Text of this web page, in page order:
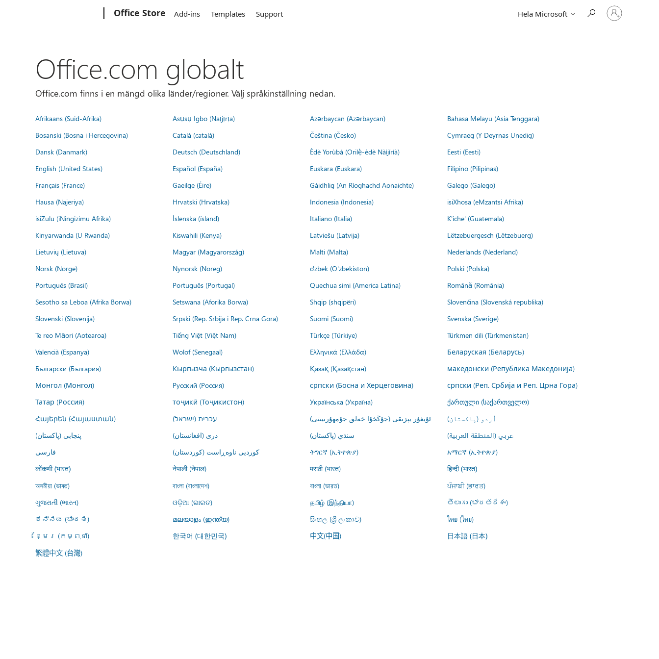
Office Store Add-ins Templates Support Hela Microsoft
Logga
in
Office.com globalt
Office.com finns i en mängd olika länder/regioner. Välj språkinställning nedan.
Afrikaans (Suid-Afrika) Asụsụ Igbo (Naịjịrịa) Azərbaycan (Azərbaycan)
Bahasa Melayu (Asia Tenggara)
Bosanski (Bosna i Hercegovina)
Català (català) Čeština (Česko)
Cymraeg (Y Deyrnas Unedig)
Dansk (Danmark)
Deutsch (Deutschland) Èdè Yorùbá (Orilẹ̀-èdè Nàìjíríà)
Eesti (Eesti)
English (United States)
Español (España) Euskara (Euskara)
Filipino (Pilipinas)
Français (France)
Gaeilge (Éire) Gàidhlig (An Rìoghachd Aonaichte)
Galego (Galego)
Hausa (Najeriya)
Hrvatski (Hrvatska) Indonesia (Indonesia)
isiXhosa (eMzantsi Afrika)
isiZulu (iNingizimu Afrika)
Íslenska (ísland) Italiano (Italia)
K'iche' (Guatemala)
Kinyarwanda (U Rwanda)
Kiswahili (Kenya) Latviešu (Latvija)
Lëtzebuergesch (Lëtzebuerg)
Lietuvių (Lietuva)
Magyar (Magyarország) Malti (Malta)
Nederlands (Nederland)
Norsk (Norge)
Nynorsk (Noreg) o'zbek (O'zbekiston)
Polski (Polska)
Português (Brasil)
Português (Portugal) Quechua simi (America Latina)
Română (România)
Sesotho sa Leboa (Afrika Borwa)
Setswana (Aforika Borwa) Shqip (shqipëri)
Slovenčina (Slovenská republika)
Slovenski (Slovenija)
Srpski (Rep. Srbija i Rep. Crna Gora) Suomi (Suomi)
Svenska (Sverige)
Te reo Māori (Aotearoa)
Tiếng Việt (Việt Nam) Türkçe (Türkiye)
Türkmen dili (Türkmenistan)
Valencià (Espanya)
Wolof (Senegaal) Ελληνικά (Ελλάδα)
Беларуская (Беларусь)
Български (България)
Кыргызча (Кыргызстан) Қазақ (Қазақстан)
македонски (Република Македонија)
Монгол (Монгол)
Русский (Россия) српски (Босна и Херцеговина)
српски (Реп. Србија и Реп. Црна Гора)
Татар (Россия)
тоҷикӣ (Тоҷикистон) Українська (Україна)
ქართული (საქართველო)
Հայերեն (Հայաստան)
עברית (ישראל) ئۇيغۇر يېزىقى (جۇڭخۇا خەلق جۇمھۇرىيىتى)
اُردو (پاکستان)
پنجابی (پاکستان)
درى (افغانستان) سنڌي (پاکستان)
عربي (المنطقة العربية)
فارسى
کوردیی ناوەڕاست (کوردستان) ትግርኛ (ኢትዮጵያ) አማርኛ (ኢትዮጵያ)
कोंकणी (भारत) नेपाली (नेपाल) मराठी (भारत) हिन्दी (भारत)
অসমীয়া (ভাৰত) বাংলা (বাংলাদেশ) বাংলা (ভারত)
ਪੰਜਾਬੀ (ਭਾਰਤ)
ગુજરાતી (ભારત)
ଓଡ଼ିଆ (ଭାରତ) தமிழ் (இந்தியா)
తెలుగు (భారతదేశం)
ಕನ್ನಡ (ಭಾರತ)
മലയാളം (ഇന്ത്യ) සිංහල (ශ්‍රී ලංකාව)
ไทย (ไทย)
ខ្មែរ (កម្ពុជា)
한국어 (대한민국) 中文(中国) 日本語 (日本)
繁體中文 (台灣)